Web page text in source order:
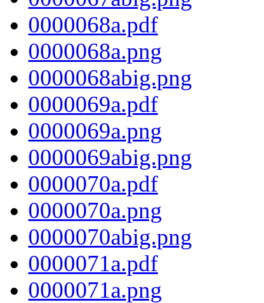
0000068a.pdf
0000068a.png
0000068abig.png
0000069a.pdf
0000069a.png
0000069abig.png
0000070a.pdf
0000070a.png
0000070abig.png
0000071a.pdf
0000071a.png